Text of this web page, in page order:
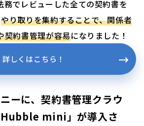
務でレビューした全ての契約書を
やり取りを集約することで、関係者
契約書管理が容易になりました！
詳しくはこちら！
ーに、契約書管理クラウ
Hubble mini」が導入さ